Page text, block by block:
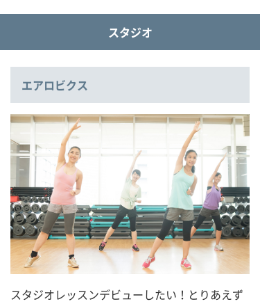
スタジオ
エアロビクス
スタジオレッスンデビューしたい！とりあえず